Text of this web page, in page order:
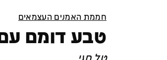
חממת האמנים העצמאים
טבע דומם